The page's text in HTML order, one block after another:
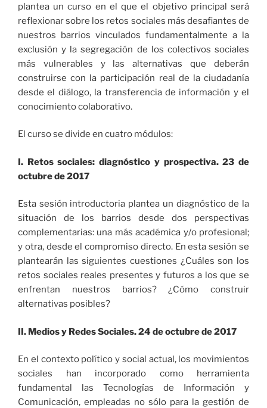
plantea un curso en el que el objetivo principal será
reflexionar sobre los retos sociales más desafiantes de
nuestros barrios vinculados fundamentalmente a la
exclusión y la segregación de los colectivos sociales
más vulnerables y las alternativas que deberán
construirse con la participación real de la ciudadanía
desde el diálogo, la transferencia de información y el
conocimiento colaborativo.
El curso se divide en cuatro módulos:
I. Retos sociales: diagnóstico y prospectiva. 23 de
octubre de 2017
Esta sesión introductoria plantea un diagnóstico de la
situación de los barrios desde dos perspectivas
complementarias: una más académica y/o profesional;
y otra, desde el compromiso directo. En esta sesión se
plantearán las siguientes cuestiones ¿Cuáles son los
retos sociales reales presentes y futuros a los que se
enfrentan nuestros barrios? ¿Cómo construir
alternativas posibles?
II. Medios y Redes Sociales. 24 de octubre de 2017
En el contexto político y social actual, los movimientos
sociales han incorporado como herramienta
fundamental las Tecnologías de Información y
Comunicación, empleadas no sólo para la gestión de